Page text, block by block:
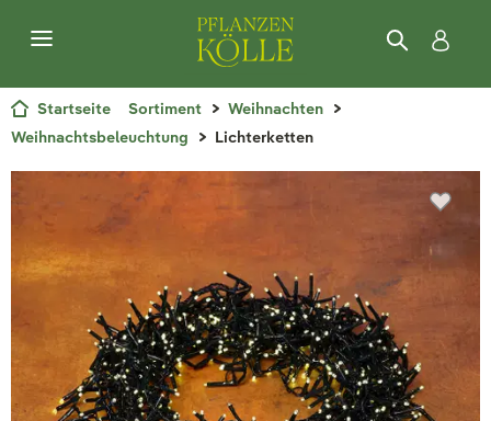
Startseite Sortiment
Weihnachten
Weihnachtsbeleuchtung
Lichterketten